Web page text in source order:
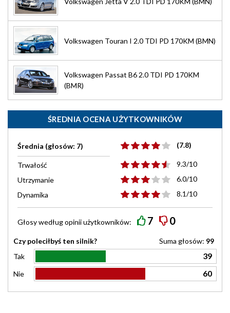
Volkswagen Touran I 2.0 TDI PD 170KM (BMN)
Volkswagen Passat B6 2.0 TDI PD 170KM
(BMR)
ŚREDNIA OCENA UŻYTKOWNIKÓW
Średnia (głosów: 7) (7.8)
Trwałość
9.3/10
Utrzymanie
6.0/10
Dynamika
8.1/10
Głosy wedługopiniiużytkowników: 7 0
Czy poleciłbyś ten silnik? Suma głosów: 99
Tak
39
Nie 60